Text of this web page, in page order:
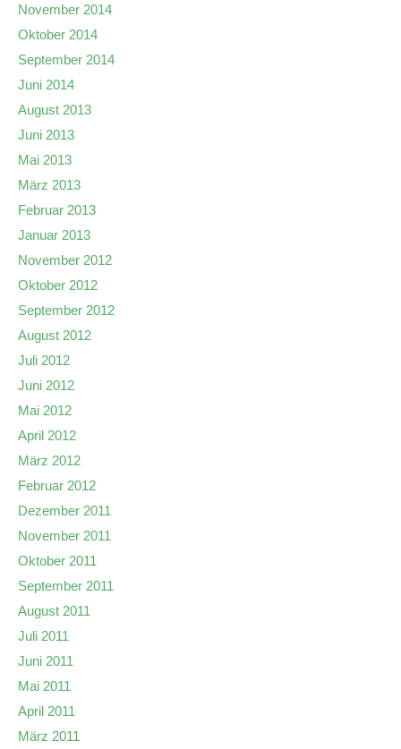
November 2014
Oktober 2014
September 2014
Juni 2014
August 2013
Juni 2013
Mai 2013
März 2013
Februar 2013
Januar 2013
November 2012
Oktober 2012
September 2012
August 2012
Juli 2012
Juni 2012
Mai 2012
April 2012
März 2012
Februar 2012
Dezember 2011
November 2011
Oktober 2011
September 2011
August 2011
Juli 2011
Juni 2011
Mai 2011
April 2011
März 2011